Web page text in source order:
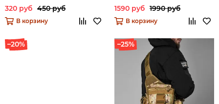
320 руб 450 руб
В корзину
1590 руб 1990 руб
В корзину
–20% –25%